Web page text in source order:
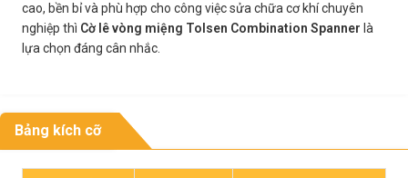
cao, bền bỉ và phù hợp cho công việc sửa chữa cơ khí chuyên
nghiệp thì Cờ lê vòng miệng Tolsen Combination Spanner là
lựa chọn đáng cân nhắc.
Bảng kích cỡ